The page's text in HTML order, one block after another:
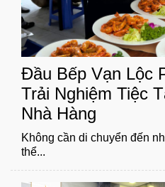
Đầu Bếp Vạn Lộc
Trải Nghiệm Tiệc
Nhà Hàng
Không cần di chuyển đến
thể...